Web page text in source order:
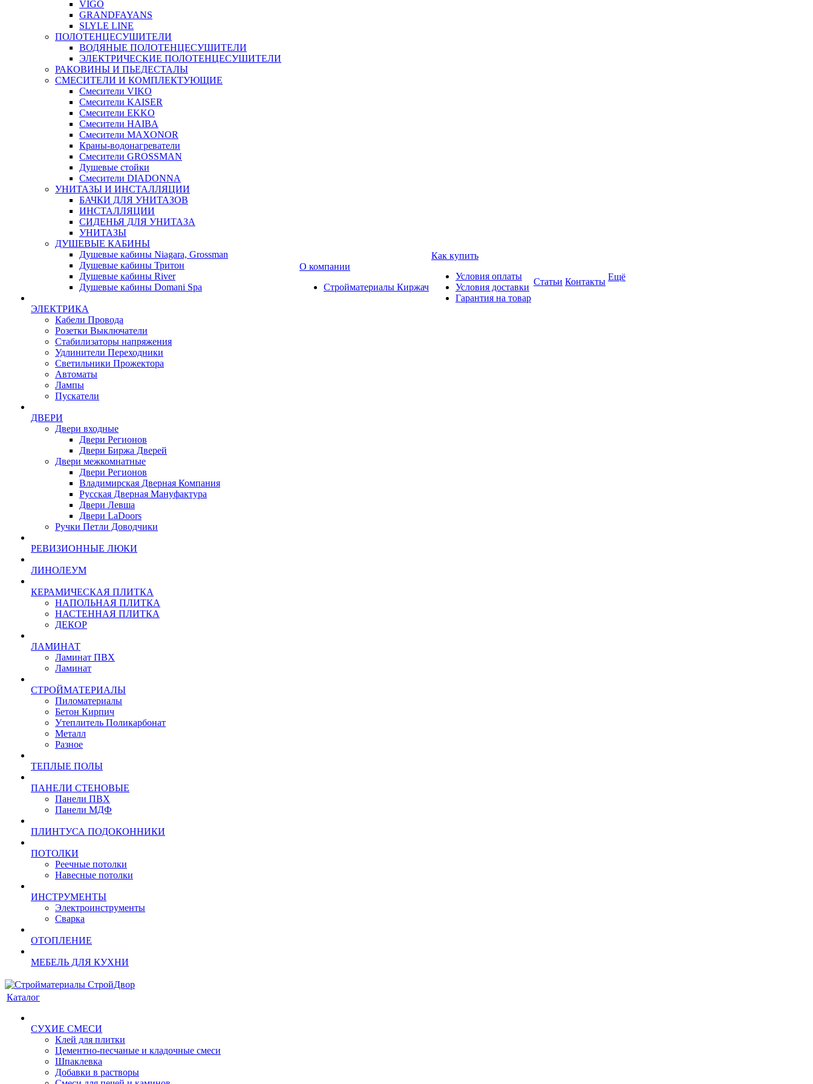
VIGO
GRANDFAYANS
SLYLE LINE
ПОЛОТЕНЦЕСУШИТЕЛИ
ВОДЯНЫЕ ПОЛОТЕНЦЕСУШИТЕЛИ
ЭЛЕКТРИЧЕСКИЕ ПОЛОТЕНЦЕСУШИТЕЛИ
РАКОВИНЫ И ПЬЕДЕСТАЛЫ
СМЕСИТЕЛИ И КОМПЛЕКТУЮЩИЕ
Смесители VIKO
Смесители KAISER
Смесители EKKO
Смесители HAIBA
Смесители MAXONOR
Краны-водонагреватели
Смесители GROSSMAN
Душевые стойки
Смесители DIADONNA
УНИТАЗЫ И ИНСТАЛЛЯЦИИ
БАЧКИ ДЛЯ УНИТАЗОВ
ИНСТАЛЛЯЦИИ
СИДЕНЬЯ ДЛЯ УНИТАЗА
УНИТАЗЫ
ДУШЕВЫЕ КАБИНЫ
Душевые кабины Niagara, Grossman
Душевые кабины Тритон
Душевые кабины River
Душевые кабины Domani Spa
ЭЛЕКТРИКА
Кабели Провода
Розетки Выключатели
Стабилизаторы напряжения
Удлинители Переходники
Светильники Прожектора
Автоматы
Лампы
Пускатели
ДВЕРИ
Двери входные
Двери Регионов
Двери Биржа Дверей
Двери межкомнатные
Двери Регионов
Владимирская Дверная Компания
Русская Дверная Мануфактура
Двери Левша
Двери LaDoors
Ручки Петли Доводчики
РЕВИЗИОННЫЕ ЛЮКИ
ЛИНОЛЕУМ
КЕРАМИЧЕСКАЯ ПЛИТКА
НАПОЛЬНАЯ ПЛИТКА
НАСТЕННАЯ ПЛИТКА
ДЕКОР
ЛАМИНАТ
Ламинат ПВХ
Ламинат
СТРОЙМАТЕРИАЛЫ
Пиломатериалы
Бетон Кирпич
Утеплитель Поликарбонат
Металл
Разное
ТЕПЛЫЕ ПОЛЫ
ПАНЕЛИ СТЕНОВЫЕ
Панели ПВХ
Панели МДФ
ПЛИНТУСА ПОДОКОННИКИ
ПОТОЛКИ
Реечные потолки
Навесные потолки
ИНСТРУМЕНТЫ
Электроинструменты
Сварка
ОТОПЛЕНИЕ
МЕБЕЛЬ ДЛЯ КУХНИ
О компании
Стройматериалы Киржач
Как купить
Условия оплаты
Условия доставки
Гарантия на товар
Статьи Контакты Ещё
Каталог
СУХИЕ СМЕСИ
Клей для плитки
Цементно-песчаные и кладочные смеси
Шпаклевка
Добавки в растворы